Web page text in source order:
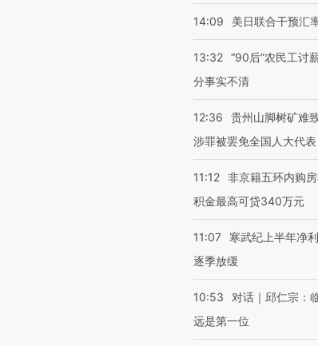
14:09 美日联合干预汇
13:32 “90后”农民工讨
分事实不清
12:36
贵州山脚树矿难
涉罪被罢免全国人大代表
11:12 非京籍五环内购
积金最高可贷340万元
11:07
寒武纪上半年净
逐季放缓
10:53
对话｜邱仁宗：
远是第一位